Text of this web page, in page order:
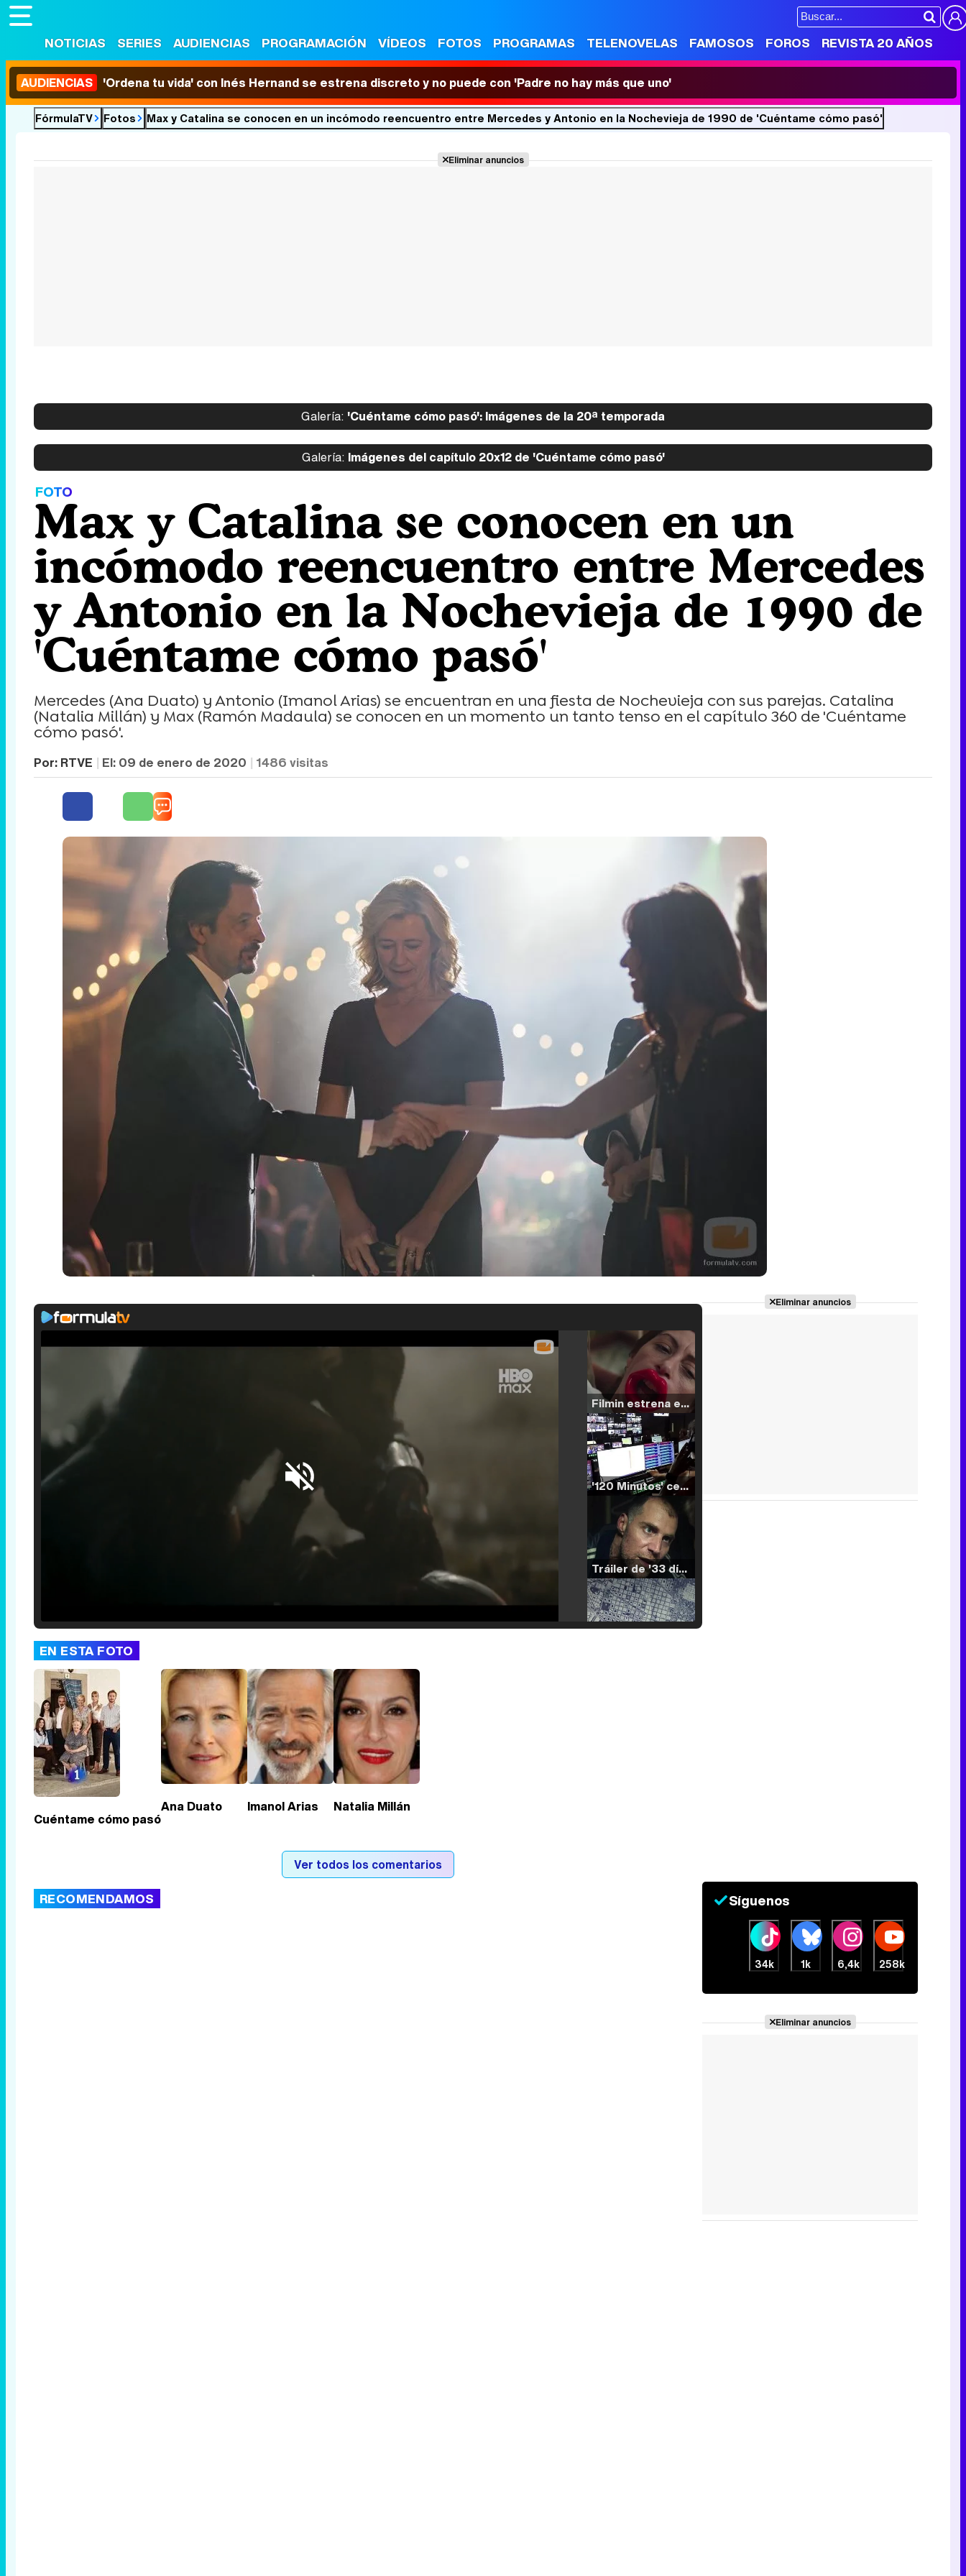
NOTICIAS SERIES AUDIENCIAS PROGRAMACIÓN VÍDEOS FOTOS PROGRAMAS TELENOVELAS FAMOSOS FOROS REVISTA 20 AÑOS
AUDIENCIAS 'Ordena tu vida' con Inés Hernand se estrena discreto y no puede con 'Padre no hay más que uno'
FórmulaTV Fotos Max y Catalina se conocen en un incómodo reencuentro entre Mercedes y Antonio en la Nochevieja de 1990 de 'Cuéntame cómo pasó'
Eliminar anuncios
Galería: 'Cuéntame cómo pasó': Imágenes de la 20ª temporada
Galería: Imágenes del capítulo 20x12 de 'Cuéntame cómo pasó'
FOTO
Max y Catalina se conocen en un
incómodo reencuentro entre Mercedes
y Antonio en la Nochevieja de 1990 de
'Cuéntame cómo pasó'
Mercedes (Ana Duato) y Antonio (Imanol Arias) se encuentran en una fiesta de Nochevieja con sus parejas. Catalina
(Natalia Millán) y Max (Ramón Madaula) se conocen en un momento un tanto tenso en el capítulo 360 de 'Cuéntame
cómo pasó'.
Por: RTVE El: 09 de enero de 2020 1486 visitas
Filmin estrena el tráiler de 'Millennial Mal', su nueva comedia universitaria de la mano de Lorena Iglesias
'120 Minutos' celebra sus 2.000 programas en Telemadrid con un vídeo del día a día en la redacción
Tráiler de '33 días', la nueva serie de Atresplayer con Julián Villagrán y José Manuel Poga
EN ESTA FOTO
Cuéntame cómo pasó
Ana Duato Imanol Arias Natalia Millán
Ver todos los comentarios
RECOMENDAMOS
Eliminar anuncios
Síguenos
34k 1k 6,4k 258k
Eliminar anuncios